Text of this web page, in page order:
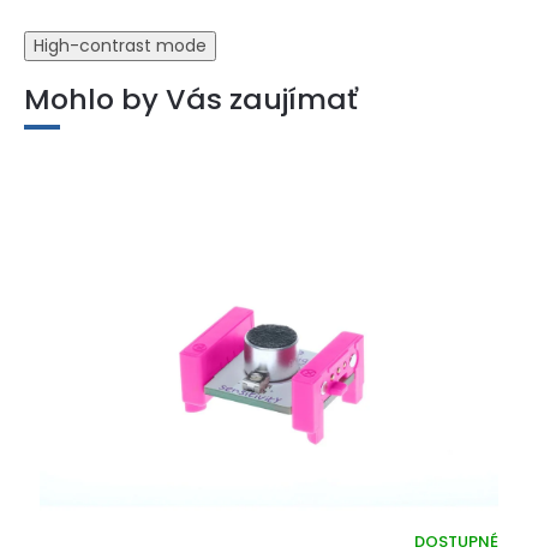
High-contrast mode
Mohlo by Vás zaujímať
DOSTUPNÉ